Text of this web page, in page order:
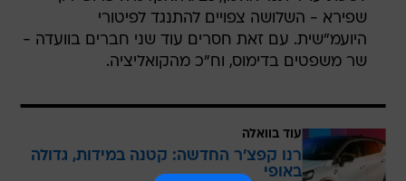
שפירא - השלושה צפויים להתנגד לפיטורי
היועמ"שית. עם זאת חסרים עוד שני חברים בוועדה -
שר משפטים בדימוס, וח"כ מהקואליציה.
עוד בוואלה
רנו קפצ'ר החדשה: קטנה במידות, גדולה
באופי